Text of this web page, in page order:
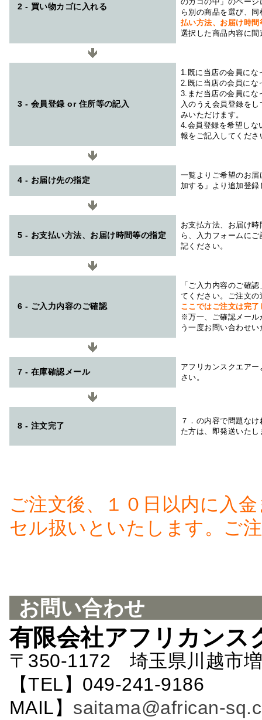
2 - 買い物カゴに入れる
ら別の商品を選び、
払い方法、お届け時
選択した商品内容に
3 - 会員登録 or 住所等の記入
1.既に当店の会員にな
2.既に当店の会員にな
3.まだ当店の会員にな
入のうえ会員登録を
みいただけます。
4.会員登録を希望しな
報をご記入してくださ
4 - お届け先の指定
一覧よりご希望のお
加する」より追加登
5 - お支払い方法、お届け時間等の指定
お支払方法、お届け
ら、入力フォームに
記ください。
6 - ご入力内容のご確認
「ご入力内容のご確
てください。ご注文
ここではご注文は完
※万一、ご確認メール
う一度お問い合わせ
7 - 在庫確認メール
アフリカンスクエアー
さい。
8 - 注文完了
７．の内容で問題な
た方は、即発送いたし
ご注文後、１０日以内に入
セル扱いといたします。ご
お問い合わせ
有限会社アフリカンス
〒350-1172 埼玉県川越市
【TEL】049-241-
MAIL】 saitama@african-